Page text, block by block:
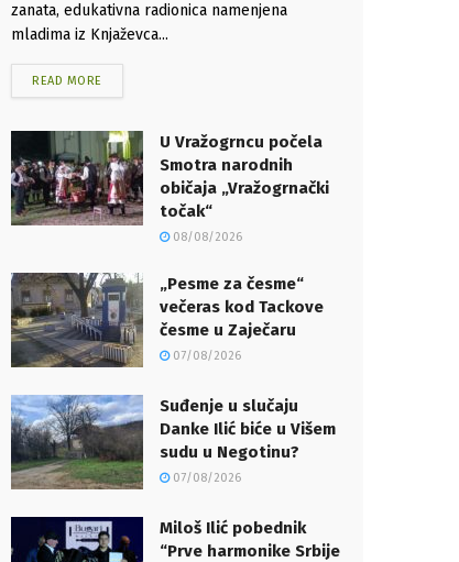
zanata, edukativna radionica namenjena
mladima iz Knjaževca...
READ MORE
U Vražogrncu počela
Smotra narodnih
običaja „Vražogrnački
točak“
08/08/2026
„Pesme za česme“
večeras kod Tackove
česme u Zaječaru
07/08/2026
Suđenje u slučaju
Danke Ilić biće u Višem
sudu u Negotinu?
07/08/2026
Miloš Ilić pobednik
“Prve harmonike Srbije